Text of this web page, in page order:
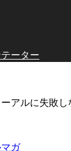
ーター
アルに失敗し
ガ